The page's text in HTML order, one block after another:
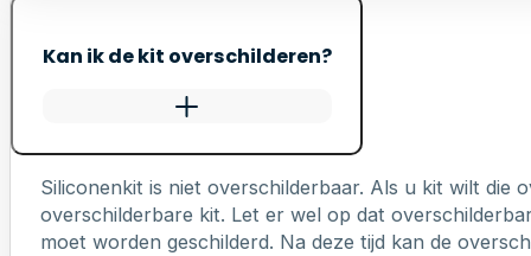
Kan ik de kit overschilderen?
Siliconenkit is niet overschilderbaar. Als u kit wilt die
overschilderbare kit. Let er wel op dat
moet worden geschilderd. Na deze tijd kan de